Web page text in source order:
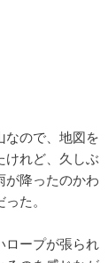
ので、地図を
けれど、久しぶ
降ったのかわ
た。
ープが張られ